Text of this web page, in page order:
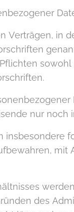
Verträgen, in
nur
insbesondere
des